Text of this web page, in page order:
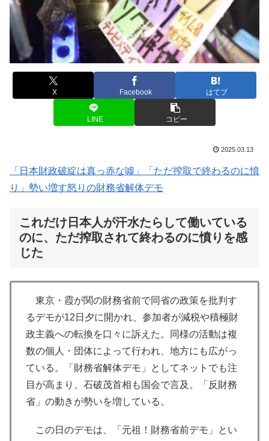
X Facebook はてブ
LINE コピー
2025.03.13
「日本財政破綻は真っ赤な噓」「ただ搾取で終わるのに憤
り」勢い増す怒りの財務省解体デモ
これだけ日本人が汗水たらして働いている
のに、ただ搾取されて終わるのに憤りを感
じた
東京・霞が関の財務省前で同省の政策を批判す
るデモが12日夕に開かれ、参加者が減税や積極財
政主義への転換を口々に訴えた。同様の活動は複
数の個人・団体によって行われ、地方にも広がっ
ている。「財務省解体デモ」としてネットでも注
目が高まり、石破茂首相も国会で言及。「反財務
省」の動きが勢いを増している。
この日のデモは、「元祖！財務省前デモ」とい